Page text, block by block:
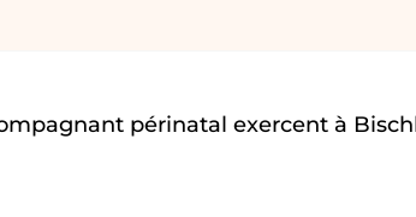
périnatal exercent à